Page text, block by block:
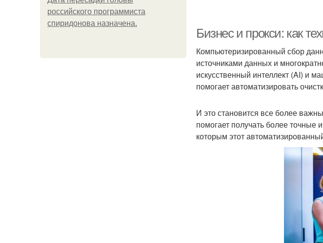
российского программиста
спиридонова назначена.
Бизнес и прокси: как
Компьютеризированный сбор
источниками данных и
искусственный интеллект (AI) и
помогает автоматизировать
И это становится все более
помогает получать более
которым этот